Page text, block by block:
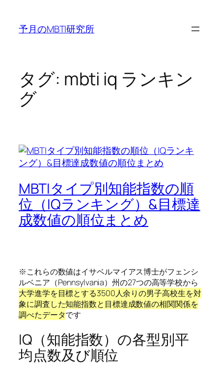
予月のMBTI研究所
タグ: mbti iq ランキン
グ
MBTIタイプ別知能指数の順
位（IQランキング）&目標達
成数値の順位まとめ
※これらの数値はイサベルマイアス博士がフェンシ
ルベニア（Pennsylvania）州の27つの高等学校から
大学進学を目標とする3500人余りの男子高校生を対
象に調査した知能指数と目標達成数値の相関関係を
調べたデータです
IQ（知能指数）の各型別平
均点数及び順位